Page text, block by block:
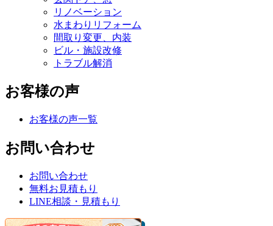
リノベーション
水まわりリフォーム
間取り変更、内装
ビル・施設改修
トラブル解消
お客様の声
お客様の声一覧
お問い合わせ
お問い合わせ
無料お見積もり
LINE相談・見積もり